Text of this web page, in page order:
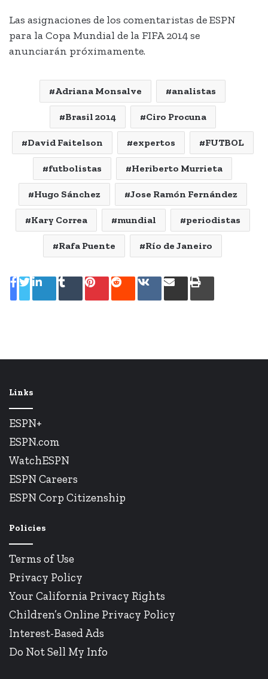
Las asignaciones de los comentaristas de ESPN
para la Copa Mundial de la FIFA 2014 se
anunciarán próximamente.
Adriana Monsalve analistas
Brasil 2014 Ciro Procuna
David Faitelson expertos FUTBOL
futbolistas Heriberto Murrieta
Hugo Sánchez Jose Ramón Fernández
Kary Correa mundial periodistas
Rafa Puente Río de Janeiro
LinkedIn
TumblrPinterestRedditVKontakte
SharePrint
Links
ESPN+
ESPN.com
WatchESPN
ESPN Careers
ESPN Corp Citizenship
Policies
Terms of Use
Privacy Policy
Your California Privacy Rights
Children’s Online Privacy Policy
Interest-Based Ads
Do Not Sell My Info